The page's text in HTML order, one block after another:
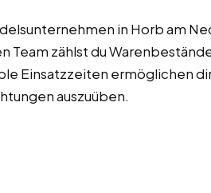
in Horb am
Team zählst du
Einsatzzeiten ermöglichen
auszuüben.